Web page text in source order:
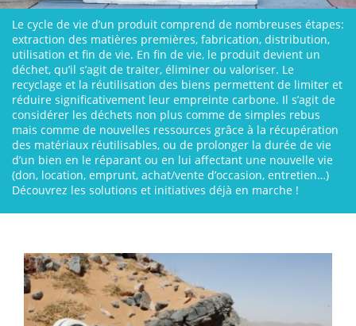
Le cycle de vie d’un produit comprend de nombreuses étapes:
extraction des matières premières, fabrication, distribution,
utilisation et fin de vie. En fin de vie, le produit devient un
déchet, qu’il s’agit de traiter, éliminer ou valoriser. Le
recyclage et la réutilisation des biens permettent de limiter et
réduire significativement leur empreinte carbone. Il s’agit de
considérer les déchets non plus comme de simples rebus
mais comme de nouvelles ressources grâce à la récupération
des matériaux réutilisables, ou de prolonger la durée de vie
d’un bien en le réparant ou en lui affectant une nouvelle vie
(don, location, emprunt, achat/vente d’occasion, entretien…)
Découvrez les solutions et initiatives déjà en marche !